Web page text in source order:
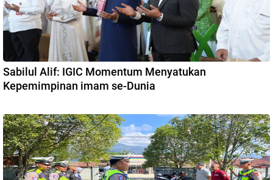
Sabilul Alif: IGIC Momentum Menyatukan
Kepemimpinan imam se-Dunia